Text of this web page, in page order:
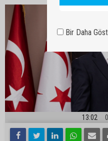
13:02
Bir Daha